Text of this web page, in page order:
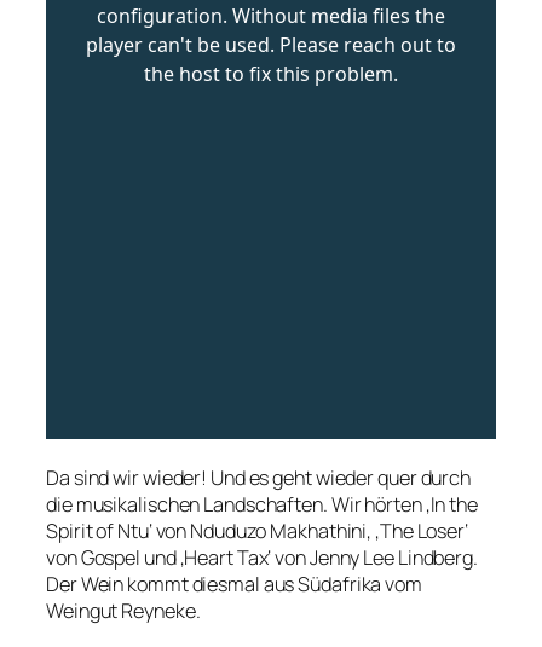
Da sind wir wieder! Und es geht wieder quer durch
die musikalischen Landschaften. Wir hörten ‚In the
Spirit of Ntu‘ von Nduduzo Makhathini, ‚The Loser‘
von Gospel und ‚Heart Tax‘ von Jenny Lee Lindberg.
Der Wein kommt diesmal aus Südafrika vom
Weingut Reyneke.